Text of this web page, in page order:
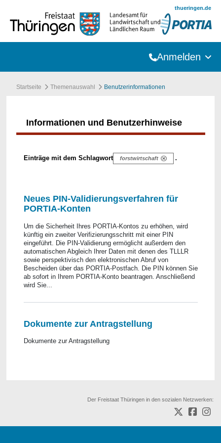
thueringen.de
Anmelden
Startseite Themenauswahl Benutzerinformationen
Informationen und Benutzerhinweise
Einträge mit dem Schlagwort forstwirtschaft .
Neues PIN-Validierungsverfahren für
PORTIA-Konten
Um die Sicherheit Ihres PORTIA-Kontos zu erhöhen, wird
künftig ein zweiter Verifizierungsschritt mit einer PIN
eingeführt. Die PIN-Validierung ermöglicht außerdem den
automatischen Abgleich Ihrer Daten mit denen des TLLLR
sowie perspektivisch den elektronischen Abruf von
Bescheiden über das PORTIA-Postfach. Die PIN können Sie
ab sofort in Ihrem PORTIA-Konto beantragen. Anschließend
wird Sie...
Dokumente zur Antragstellung
Dokumente zur Antragstellung
Der Freistaat Thüringen in den sozialen Netzwerken: